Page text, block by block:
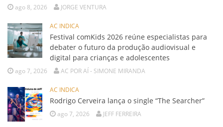
ago 8, 2026 JORGE VENTURA
AC INDICA
Festival comKids 2026 reúne especialistas para
debater o futuro da produção audiovisual e
digital para crianças e adolescentes
ago 7, 2026 AC POR AÍ - SIMONE MIRANDA
AC INDICA
Rodrigo Cerveira lança o single “The Searcher”
ago 7, 2026 JEFF FERREIRA